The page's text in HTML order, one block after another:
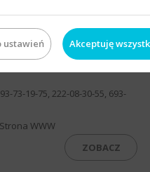
73-19-75, 222-08-30-55, 693-
Strona WWW
ZOBACZ
ustawień Akceptuję